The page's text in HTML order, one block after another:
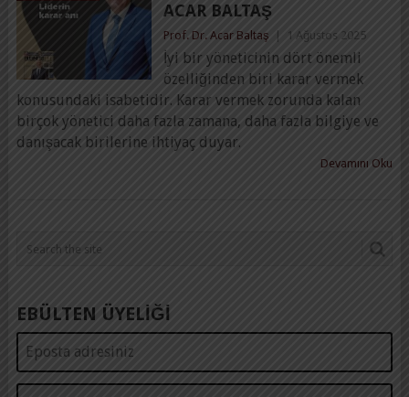
ACAR BALTAŞ
Prof. Dr. Acar Baltaş 1 Ağustos 2025
İyi bir yöneticinin dört önemli
özelliğinden biri karar vermek
konusundaki isabetidir. Karar vermek zorunda kalan
birçok yönetici daha fazla zamana, daha fazla bilgiye ve
danışacak birilerine ihtiyaç duyar.
Devamını Oku
EBÜLTEN ÜYELİĞİ